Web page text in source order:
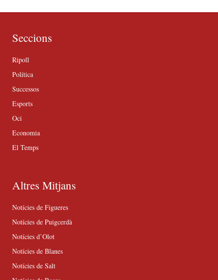
Seccions
Ripoll
Política
Successos
Esports
Oci
Economia
El Temps
Altres Mitjans
Notícies de Figueres
Notícies de Puigcerdà
Notícies d’Olot
Notícies de Blanes
Notícies de Salt